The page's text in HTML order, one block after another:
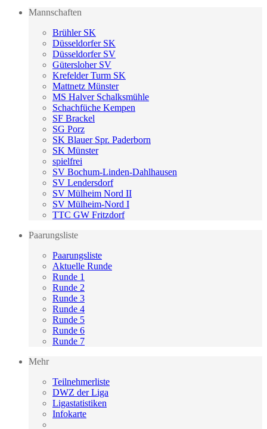
Mannschaften
Brühler SK
Düsseldorfer SK
Düsseldorfer SV
Gütersloher SV
Krefelder Turm SK
Mattnetz Münster
MS Halver Schalksmühle
Schachfüche Kempen
SF Brackel
SG Porz
SK Blauer Spr. Paderborn
SK Münster
spielfrei
SV Bochum-Linden-Dahlhausen
SV Lendersdorf
SV Mülheim Nord II
SV Mülheim-Nord I
TTC GW Fritzdorf
Paarungsliste
Paarungsliste
Aktuelle Runde
Runde 1
Runde 2
Runde 3
Runde 4
Runde 5
Runde 6
Runde 7
Mehr
Teilnehmerliste
DWZ der Liga
Ligastatistiken
Infokarte